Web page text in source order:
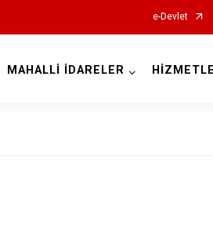
e-Devlet
MAHALLİ İDARELER